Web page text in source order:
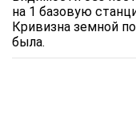
на 1 базовую
Кривизна земной
была.